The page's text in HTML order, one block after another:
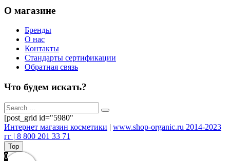
О магазине
Бренды
О нас
Контакты
Стандарты сертификации
Обратная связь
Что будем искать?
[post_grid id="5980"
Интернет магазин косметики | www.shop-organic.ru 2014-2023
гг | 8 800 201 33 71
Top
0